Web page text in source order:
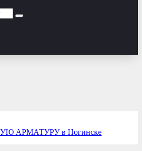
АРМАТУРУ в Ногинске